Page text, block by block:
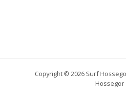
Copyright © 2026 Surf
Hossegor